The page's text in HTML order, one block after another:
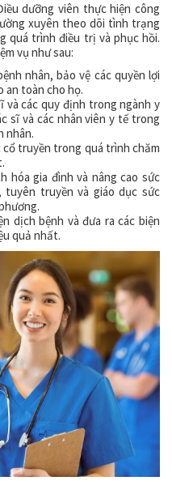
dưỡng viên thực hiện công
xuyên theo dõi tình trạng
quá trình điều trị và phục hồi.
vụ như sau:
nhân, bảo vệ các quyền lợi
an toàn cho họ.
và các quy định trong ngành y
sĩ và các nhân viên y tế trong
nhân.
truyền trong quá trình chăm
hóa gia đình và nâng cao sức
truyền và giáo dục sức
dịch bệnh và đưa ra các biện
quả nhất.